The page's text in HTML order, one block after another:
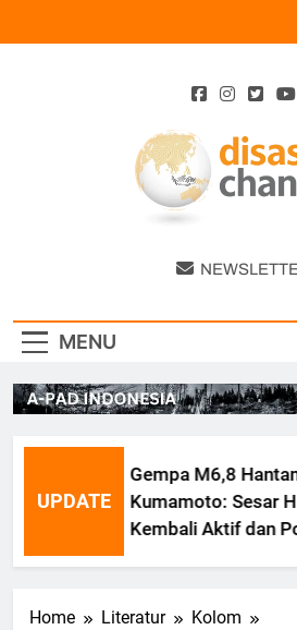
MENU
UPDATE
Gempa M6,8 Hantam
Kumamoto: Sesar
Kembali Aktif dan
Gempa Susulan
Home Literatur
Kolom